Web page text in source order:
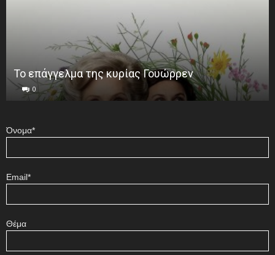
Το επάγγελμα της κυρίας Γουώρρεν
0
Όνομα*
Email*
Θέμα